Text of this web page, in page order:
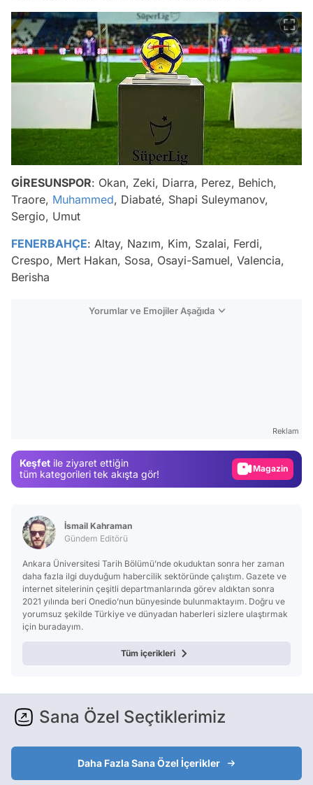
GİRESUNSPOR: Okan, Zeki, Diarra, Perez, Behich,
Traore, Muhammed, Diabaté, Shapi Suleymanov,
Sergio, Umut
FENERBAHÇE: Altay, Nazım, Kim, Szalai, Ferdi,
Crespo, Mert Hakan, Sosa, Osayi-Samuel, Valencia,
Berisha
Yorumlar ve Emojiler Aşağıda
Reklam
Keşfet ile ziyaret ettiğin
tüm kategorileri tek akışta gör!
Gündem
Magazin
Video
İsmail Kahraman
Gündem Editörü
Ankara Üniversitesi Tarih Bölümü’nde okuduktan sonra her zaman
daha fazla ilgi duyduğum habercilik sektöründe çalıştım. Gazete ve
internet sitelerinin çeşitli departmanlarında görev aldıktan sonra
2021 yılında beri Onedio’nun bünyesinde bulunmaktayım. Doğru ve
yorumsuz şekilde Türkiye ve dünyadan haberleri sizlere ulaştırmak
için buradayım.
Tüm içerikleri
Sana Özel Seçtiklerimiz
Daha Fazla Sana Özel İçerikler